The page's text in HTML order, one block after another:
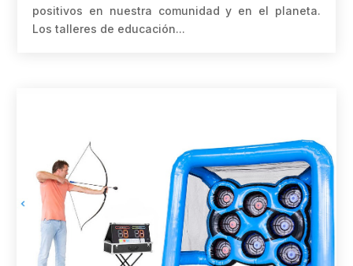
positivos en nuestra comunidad y en el planeta.
Los talleres de educación...